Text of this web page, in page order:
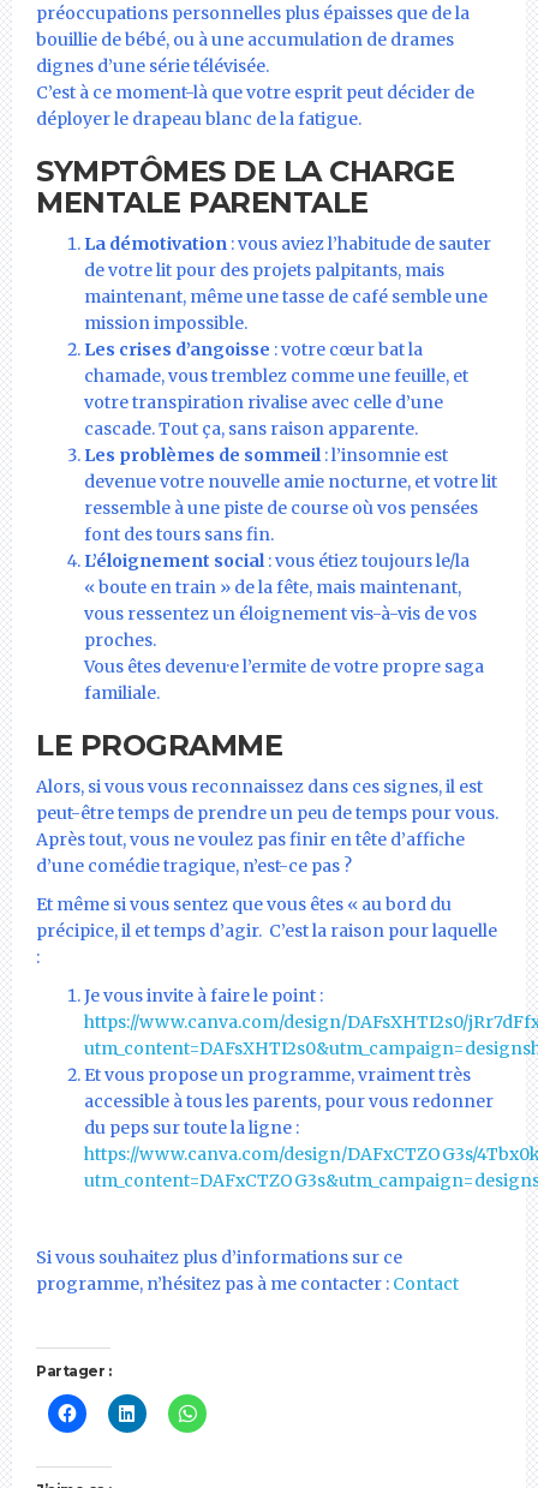
préoccupations personnelles plus épaisses que de la
bouillie de bébé, ou à une accumulation de drames
dignes d’une série télévisée.
C’est à ce moment-là que votre esprit peut décider de
déployer le drapeau blanc de la fatigue.
SYMPTÔMES DE LA CHARGE
MENTALE PARENTALE
La démotivation : vous aviez l’habitude de sauter
de votre lit pour des projets palpitants, mais
maintenant, même une tasse de café semble une
mission impossible.
Les crises d’angoisse : votre cœur bat la
chamade, vous tremblez comme une feuille, et
votre transpiration rivalise avec celle d’une
cascade. Tout ça, sans raison apparente.
Les problèmes de sommeil : l’insomnie est
devenue votre nouvelle amie nocturne, et votre lit
ressemble à une piste de course où vos pensées
font des tours sans fin.
L’éloignement social : vous étiez toujours le/la
« boute en train » de la fête, mais maintenant,
vous ressentez un éloignement vis-à-vis de vos
proches.
Vous êtes devenu·e l’ermite de votre propre saga
familiale.
LE PROGRAMME
Alors, si vous vous reconnaissez dans ces signes, il est
peut-être temps de prendre un peu de temps pour vous.
Après tout, vous ne voulez pas finir en tête d’affiche
d’une comédie tragique, n’est-ce pas ?
Et même si vous sentez que vous êtes « au bord du
précipice, il et temps d’agir. C’est la raison pour laquelle
:
Je vous invite à faire le point :
https://www.canva.com/design/DAFsXHTI2s0/
Et vous propose un programme, vraiment très
accessible à tous les parents, pour vous redonner
du peps sur toute la ligne :
https://www.canva.com/design/DAFxCTZOG3s/
Si vous souhaitez plus d’informations sur ce
programme, n’hésitez pas à me contacter : Contact
Partager :